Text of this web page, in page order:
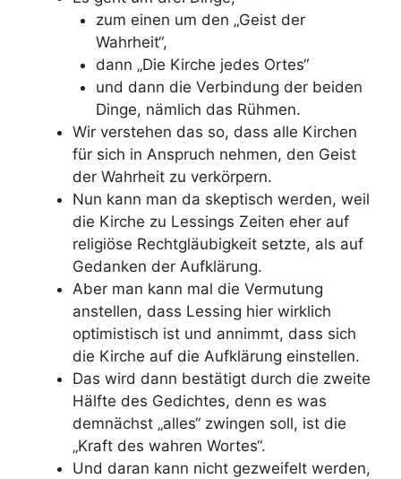
zum einen um den „Geist der
Wahrheit“,
dann „Die Kirche jedes Ortes“
und dann die Verbindung der beiden
Dinge, nämlich das Rühmen.
Wir verstehen das so, dass alle Kirchen
für sich in Anspruch nehmen, den Geist
der Wahrheit zu verkörpern.
Nun kann man da skeptisch werden, weil
die Kirche zu Lessings Zeiten eher auf
religiöse Rechtgläubigkeit setzte, als auf
Gedanken der Aufklärung.
Aber man kann mal die Vermutung
anstellen, dass Lessing hier wirklich
optimistisch ist und annimmt, dass sich
die Kirche auf die Aufklärung einstellen.
Das wird dann bestätigt durch die zweite
Hälfte des Gedichtes, denn es was
demnächst „alles“ zwingen soll, ist die
„Kraft des wahren Wortes“.
Und daran kann nicht gezweifelt werden,